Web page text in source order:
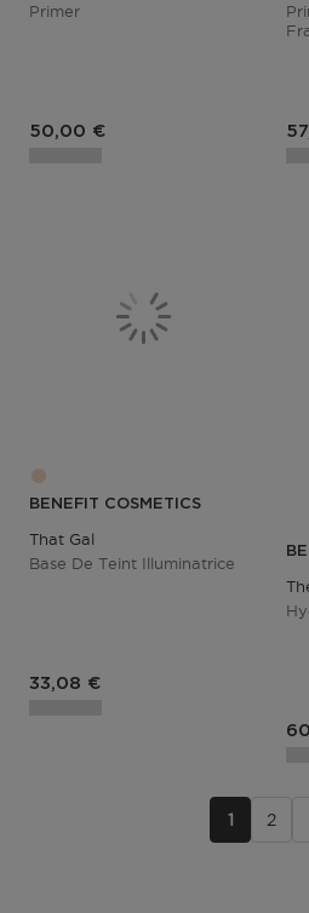
Primer
50,00 €
BENEFIT COSMETICS
That Gal
Base De Teint Illuminatrice
33,08 €
1 2